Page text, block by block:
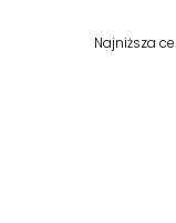
Najniższa